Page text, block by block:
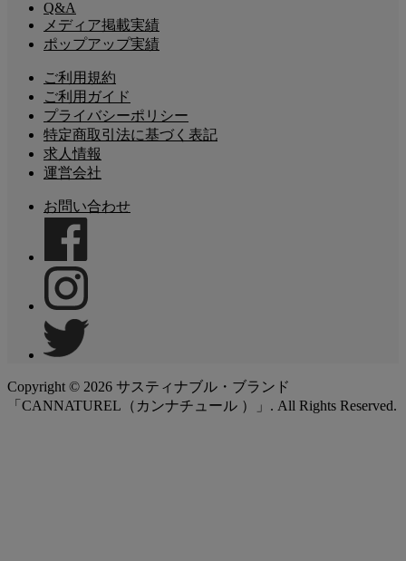
Q&A
メディア掲載実績
ポップアップ実績
ご利用規約
ご利用ガイド
プライバシーポリシー
特定商取引法に基づく表記
求人情報
運営会社
お問い合わせ
Copyright © 2026 サスティナブル・ブランド
「CANNATUREL（カンナチュール ）」. All Rights Reserved.